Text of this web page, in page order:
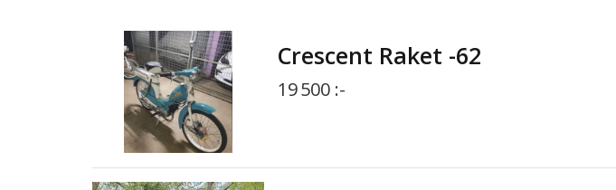
Crescent Raket -62
19 500 :-